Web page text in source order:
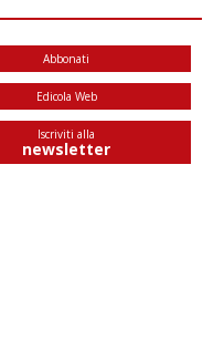
Abbonati
Edicola Web
Iscriviti alla
newsletter